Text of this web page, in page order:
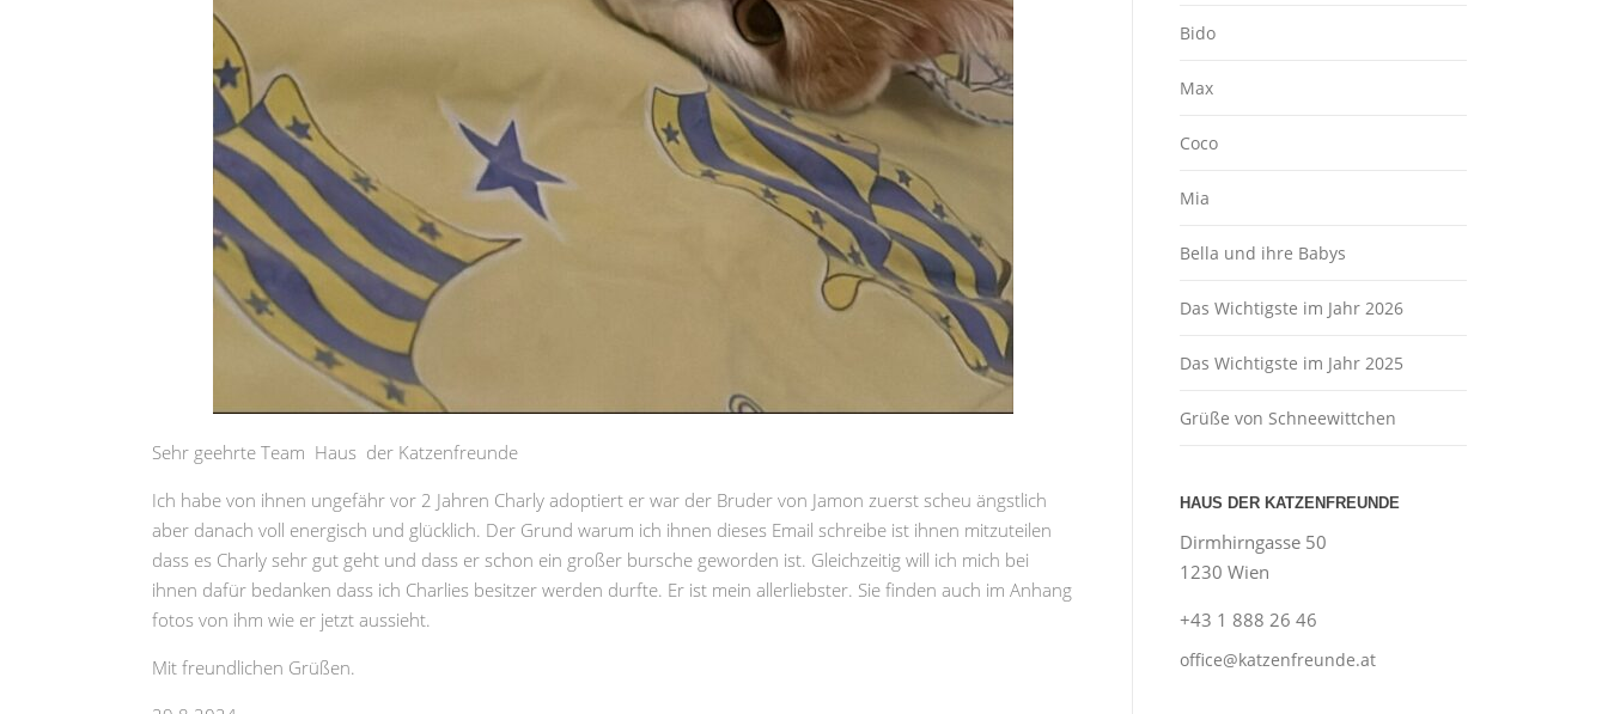
Sehr geehrte Team Haus der Katzenfreunde
Ich habe von ihnen ungefähr vor 2 Jahren Charly adoptiert er war der Bruder von Jamon zuerst scheu ängstlich
aber danach voll energisch und glücklich. Der Grund warum ich ihnen dieses Email schreibe ist ihnen mitzuteilen
dass es Charly sehr gut geht und dass er schon ein großer bursche geworden ist. Gleichzeitig will ich mich bei
ihnen dafür bedanken dass ich Charlies besitzer werden durfte. Er ist mein allerliebster. Sie finden auch im Anhang
fotos von ihm wie er jetzt aussieht.
Mit freundlichen Grüßen.
Bido
Max
Coco
Mia
Bella und ihre Babys
Das Wichtigste im Jahr 2026
Das Wichtigste im Jahr 2025
Grüße von Schneewittchen
HAUS DER KATZENFREUNDE
Dirmhirngasse 50
1230 Wien
+43 1 888 26 46
office@katzenfreunde.at